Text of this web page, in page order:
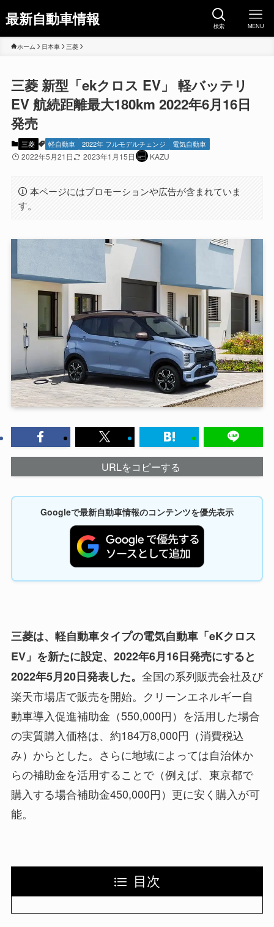
最新自動車情報 検索 MENU
ホーム 日本車 三菱
三菱 新型「ekクロス EV」 軽バッテリ
EV 航続距離最大180km 2022年6月16日
発売
三菱 軽自動車 2022年 フルモデルチェンジ 電気自動車
2022年5月21日 2023年1月15日 KAZU
本ページにはプロモーションや広告が含まれていま
す。
URLをコピーする
Googleで最新自動車情報のコンテンツを優先表示
三菱は、軽自動車タイプの電気自動車「eKクロス
EV」を新たに設定、2022年6月16日発売にすると
2022年5月20日発表した。 全国の系列販売会社及び
楽天市場店で販売を開始。クリーンエネルギー自
動車導入促進補助金（550,000円）を活用した場合
の実質購入価格は、約184万8,000円（消費税込
み）からとした。さらに地域によっては自治体か
らの補助金を活用することで（例えば、東京都で
購入する場合補助金450,000円）更に安く購入が可
能。
目次